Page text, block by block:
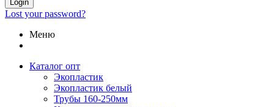
Login
Lost your password?
Меню
Каталог опт
Экопластик
Экопластик белый
Трубы 160-250мм